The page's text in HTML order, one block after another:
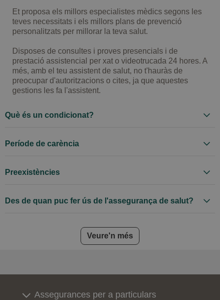
Et proposa els millors especialistes mèdics segons les
teves necessitats i els millors plans de prevenció
personalitzats per millorar la teva salut.
Disposes de consultes i proves presencials i de
prestació assistencial per xat o videotrucada 24 hores. A
més, amb el teu assistent de salut, no t'hauràs de
preocupar d'autoritzacions o cites, ja que aquestes
gestions les fa l'assistent.
Què és un condicionat?
Període de carència
Preexistències
Des de quan puc fer ús de l'assegurança de salut?
Veure'n més
frequently asked questions
Assegurances per a particulars